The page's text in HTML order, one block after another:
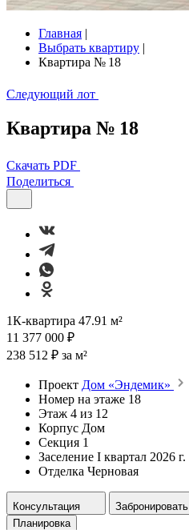
Главная |
Выбрать квартиру |
Квартира № 18
Следующий лот
Квартира № 18
Скачать PDF
Поделиться
1К-квартира 47.91 м²
11 377 000 ₽
238 512 ₽ за м²
Проект Дом «Эндемик»
Номер на этаже 18
Этаж 4 из 12
Корпус Дом
Секция 1
Заселение I квартал 2026 г.
Отделка Черновая
Консультация
Забронировать
Планировка